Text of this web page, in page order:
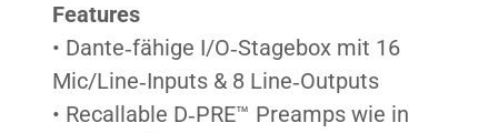
Features
• Dante‑fähige I/O‑Stagebox mit 16
Mic/Line‑Inputs & 8 Line‑Outputs
• Recallable D‑PRE™ Preamps wie in